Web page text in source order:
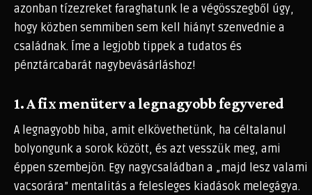
azonban tízezreket faraghatunk le a végösszegből úgy,
hogy közben semmiben sem kell hiányt szenvednie a
családnak. Íme a legjobb tippek a tudatos és
pénztárcabarát nagybevásárláshoz!
1. A fix menüterv a legnagyobb fegyvered
A legnagyobb hiba, amit elkövethetünk, ha céltalanul
bolyongunk a sorok között, és azt vesszük meg, ami
éppen szembejön. Egy nagycsaládban a „majd lesz valami
vacsorára” mentalitás a felesleges kiadások melegágya.